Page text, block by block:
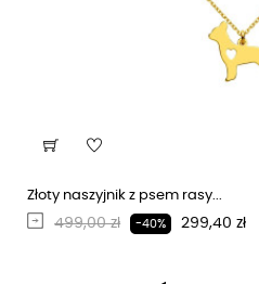
Złoty naszyjnik z psem rasy...
Regularna cena
499,00 zł -40% Cena
299,40 zł